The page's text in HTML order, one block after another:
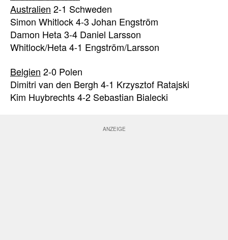
Australien 2-1 Schweden
Simon Whitlock 4-3 Johan Engström
Damon Heta 3-4 Daniel Larsson
Whitlock/Heta 4-1 Engström/Larsson
Belgien 2-0 Polen
Dimitri van den Bergh 4-1 Krzysztof Ratajski
Kim Huybrechts 4-2 Sebastian Bialecki